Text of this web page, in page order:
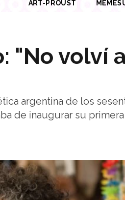
ART-PROUST
"No volví
argentina de los
de inaugurar su